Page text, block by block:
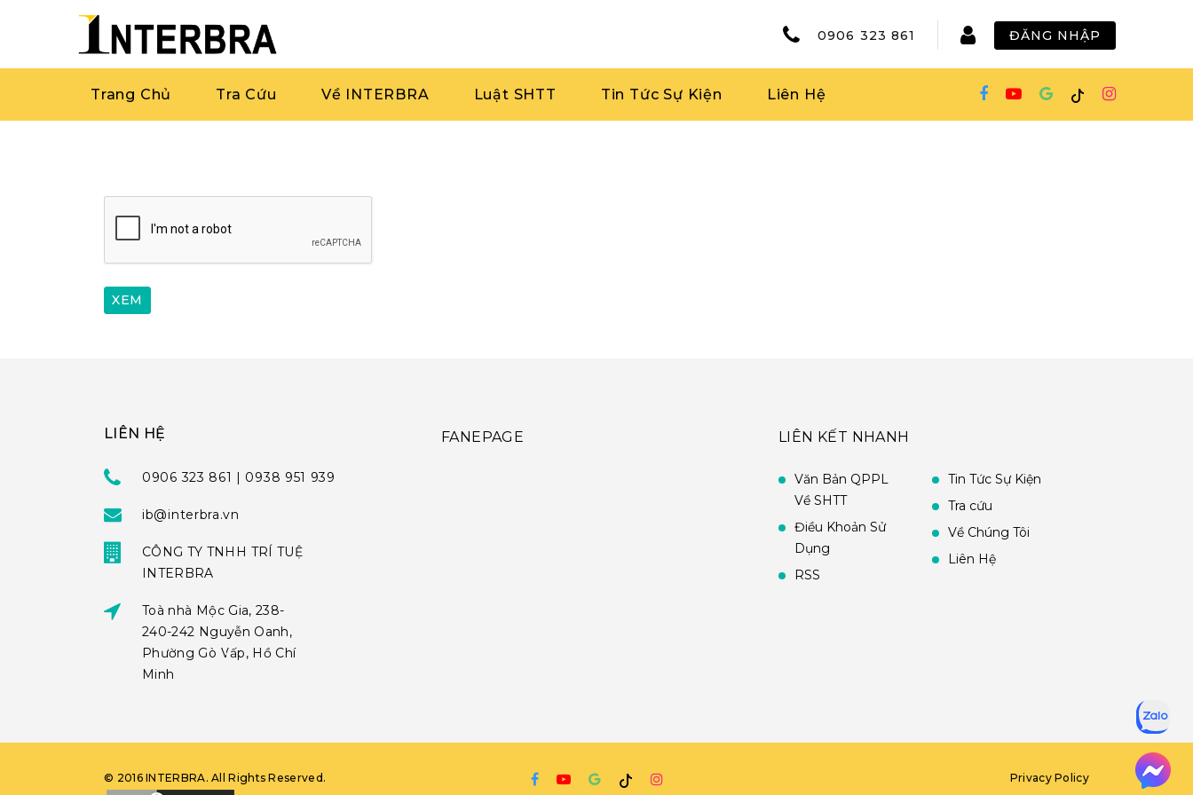
0906 323 861 ĐĂNG NHẬP
Trang Chủ Tra Cứu Về INTERBRA Luật SHTT Tin Tức Sự Kiện Liên Hệ
LIÊN HỆ
0906 323 861 | 0938 951 939
ib@interbra.vn
CÔNG TY TNHH TRÍ TUỆ
INTERBRA
Toà nhà Mộc Gia, 238-
240-242 Nguyễn Oanh,
Phường Gò Vấp, Hồ Chí
Minh
FANEPAGE LIÊN KẾT NHANH
Văn Bản QPPL
Về SHTT
Điều Khoản Sử
Dụng
RSS
Tin Tức Sự Kiện
Tra cứu
Về Chúng Tôi
Liên Hệ
© 2016 INTERBRA. All Rights Reserved. Privacy Policy